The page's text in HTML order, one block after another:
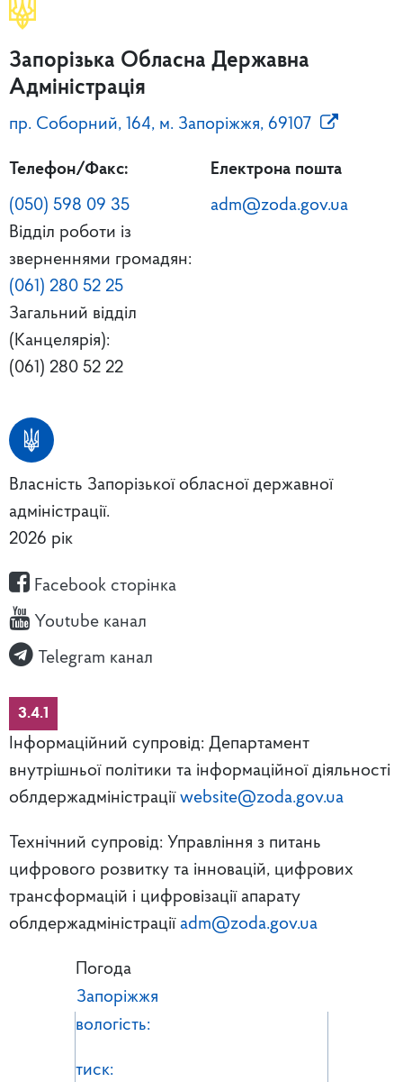
Запорізька Обласна Державна
Адміністрація
пр. Соборний, 164, м. Запоріжжя, 69107
Телефон/Факс:
(050) 598 09 35
Відділ роботи із
зверненнями громадян:
(061) 280 52 25
Загальний відділ
(Канцелярія):
(061) 280 52 22
Електрона пошта
adm@zoda.gov.ua
Власність Запорізької обласної державної
адміністрації.
2026 рік
Facebook сторінка
Youtube канал
Telegram канал
3.4.1
Інформаційний супровід: Департамент
внутрішньої політики та інформаційної діяльності
облдержадміністрації website@zoda.gov.ua
Технічний супровід: Управління з питань
цифрового розвитку та інновацій, цифрових
трансформацій і цифровізації апарату
облдержадміністрації adm@zoda.gov.ua
Погода
Запоріжжя
вологість:
тиск: